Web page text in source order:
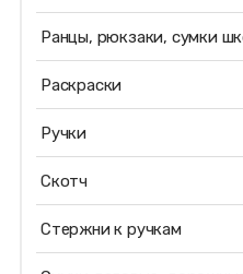
Ранцы, рюкзаки, сумки
Раскраски
Ручки
Скотч
Стержни к ручкам